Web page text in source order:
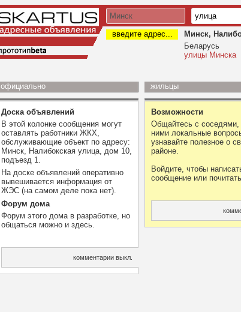
введите адрес...
Минск,
Беларусь
улицы Минска
официально
Доска объявлений
В этой колонке сообщения могут
оставлять работники ЖКХ,
обслуживающие объект по адресу:
Минск, Налибокская улица, дом 10,
подъезд 1.
На доске объявлений оперативно
вывешивается информация от
ЖЭС (на самом деле пока нет).
Форум дома
Форум этого дома в разработке, но
общаться можно и здесь.
комментарии выкл.
жильцы
Возможности
Общайтесь с соседями,
ними локальные
узнавайте полезное о
районе.
Войдите, чтобы
сообщение или